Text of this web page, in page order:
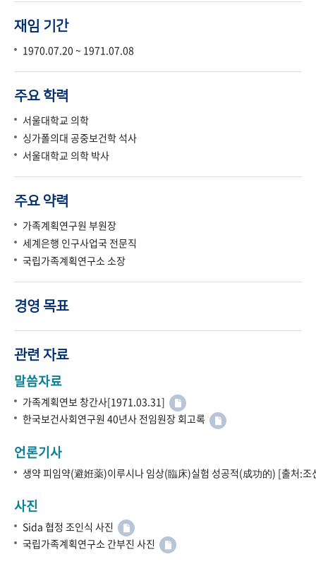
재임 기간
1970.07.20 ~ 1971.07.08
주요 학력
서울대학교 의학
싱가폴의대 공중보건학 석사
서울대학교 의학 박사
주요 약력
가족계획연구원 부원장
세계은행 인구사업국 전문직
국립가족계획연구소 소장
경영 목표
관련 자료
말씀자료
가족계획연보 창간사[1971.03.31]
한국보건사회연구원 40년사 전임원장 회고록
언론기사
생약 피임약(避姙薬)이루시나 임상(臨床)실험 성공적(成功的) [출처:
사진
Sida 협정 조인식 사진
국립가족계획연구소 간부진 사진